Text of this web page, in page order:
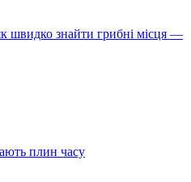
швидко знайти грибні місця —
плин часу